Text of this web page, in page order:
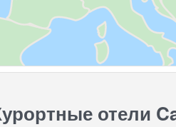
отели